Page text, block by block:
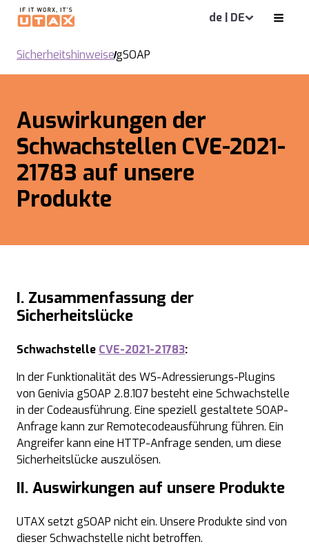
de | DE
SicherheitshinweisegSOAP
Auswirkungen der
Schwachstellen CVE-2021-
21783 auf unsere
Produkte
I. Zusammenfassung der
Sicherheitslücke
Schwachstelle CVE-2021-21783:
In der Funktionalität des WS-Adressierungs-Plugins
von Genivia gSOAP 2.8.107 besteht eine Schwachstelle
in der Codeausführung. Eine speziell gestaltete SOAP-
Anfrage kann zur Remotecodeausführung führen. Ein
Angreifer kann eine HTTP-Anfrage senden, um diese
Sicherheitslücke auszulösen.
II. Auswirkungen auf unsere Produkte
UTAX setzt gSOAP nicht ein. Unsere Produkte sind von
dieser Schwachstelle nicht betroffen.